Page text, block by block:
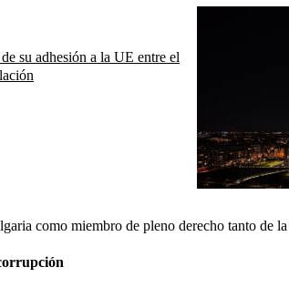
su adhesión a la UE entre el
como miembro de pleno derecho tanto de